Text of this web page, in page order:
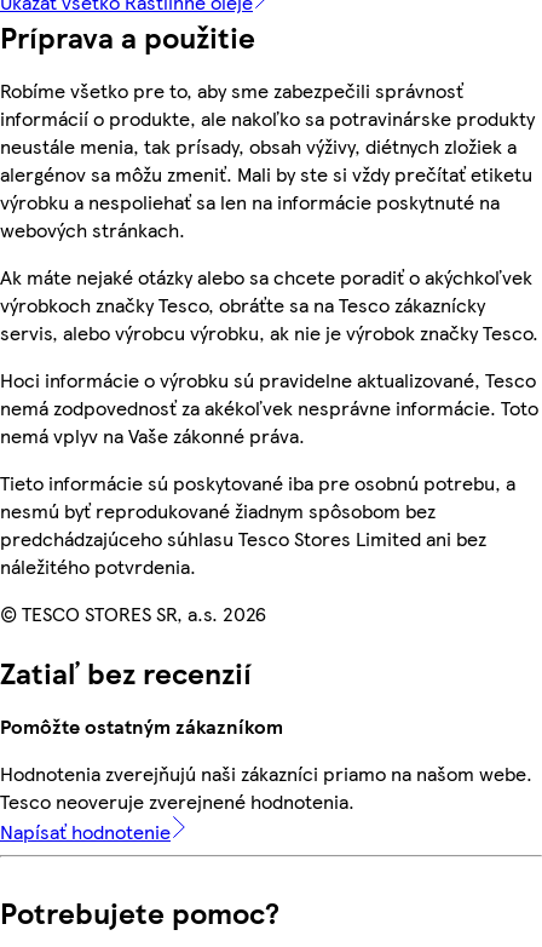
Príprava a použitie
Robíme všetko pre to, aby sme zabezpečili správnosť
informácií o produkte, ale nakoľko sa potravinárske produkty
neustále menia, tak prísady, obsah výživy, diétnych zložiek a
alergénov sa môžu zmeniť. Mali by ste si vždy prečítať etiketu
výrobku a nespoliehať sa len na informácie poskytnuté na
webových stránkach.
Ak máte nejaké otázky alebo sa chcete poradiť o akýchkoľvek
výrobkoch značky Tesco, obráťte sa na Tesco zákaznícky
servis, alebo výrobcu výrobku, ak nie je výrobok značky Tesco.
Hoci informácie o výrobku sú pravidelne aktualizované, Tesco
nemá zodpovednosť za akékoľvek nesprávne informácie. Toto
nemá vplyv na Vaše zákonné práva.
Tieto informácie sú poskytované iba pre osobnú potrebu, a
nesmú byť reprodukované žiadnym spôsobom bez
predchádzajúceho súhlasu Tesco Stores Limited ani bez
náležitého potvrdenia.
© TESCO STORES SR, a.s. 2026
Zatiaľ bez recenzií
Pomôžte ostatným zákazníkom
Hodnotenia zverejňujú naši zákazníci priamo na našom webe.
Tesco neoveruje zverejnené hodnotenia.
Napísať hodnotenie
Potrebujete pomoc?